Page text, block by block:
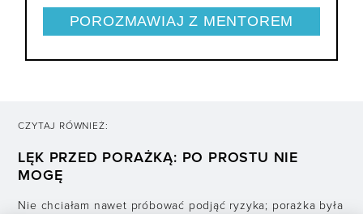
CZYTAJ RÓWNIEŻ:
LĘK PRZED PORAŻKĄ: PO PROSTU NIE
MOGĘ
Nie chciałam nawet próbować podjąć ryzyka; porażka była